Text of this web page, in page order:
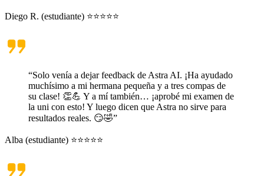
Diego R. (estudiante) ⭐⭐⭐⭐⭐
“Solo venía a dejar feedback de Astra AI. ¡Ha ayudado
muchísimo a mi hermana pequeña y a tres compas de
su clase! 👏💪 Y a mí también… ¡aprobé mi examen de
la uni con esto! Y luego dicen que Astra no sirve para
resultados reales. 😏🤣”
Alba (estudiante) ⭐⭐⭐⭐⭐